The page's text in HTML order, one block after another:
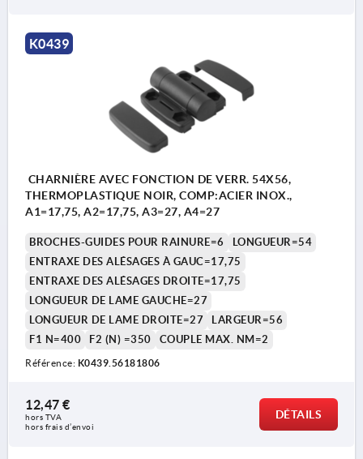
K0439
CHARNIÈRE AVEC FONCTION DE VERR. 54X56,
THERMOPLASTIQUE NOIR, COMP:ACIER INOX.,
A1=17,75, A2=17,75, A3=27, A4=27
BROCHES-GUIDES POUR RAINURE=6
LONGUEUR=54
ENTRAXE DES ALÉSAGES À GAUC=17,75
ENTRAXE DES ALÉSAGES DROITE=17,75
LONGUEUR DE LAME GAUCHE=27
LONGUEUR DE LAME DROITE=27
LARGEUR=56
F1 N=400
F2 (N) =350 COUPLE MAX. NM=2
Référence: K0439.56181806
12,47 €
hors TVA
hors frais d’envoi
DÉTAILS